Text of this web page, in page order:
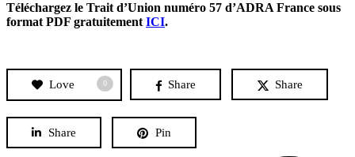
Téléchargez le Trait d’Union numéro 57 d’ADRA France sous
format PDF gratuitement ICI.
Love 0 Share Share
Share Pin